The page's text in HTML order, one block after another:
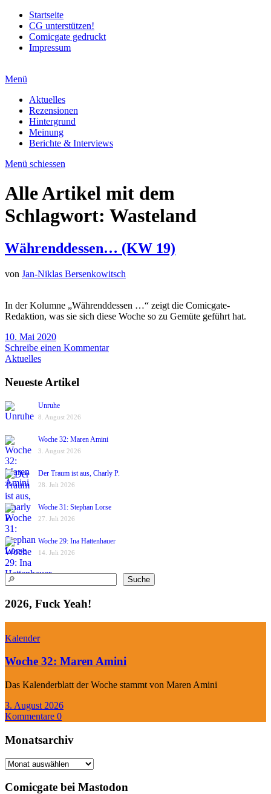
Startseite
CG unterstützen!
Comicgate gedruckt
Impressum
Menü
Aktuelles
Rezensionen
Hintergrund
Meinung
Berichte & Interviews
Menü schiessen
Alle Artikel mit dem
Schlagwort: Wasteland
Währenddessen… (KW 19)
von Jan-Niklas Bersenkowitsch
In der Kolumne „Währenddessen …“ zeigt die Comicgate-
Redaktion, was sie sich diese Woche so zu Gemüte geführt hat.
10. Mai 2020
Schreibe einen Kommentar
Aktuelles
Neueste Artikel
Unruhe
8. August 2026
Woche 32: Maren Amini
3. August 2026
Der Traum ist aus, Charly P.
28. Juli 2026
Woche 31: Stephan Lorse
27. Juli 2026
Woche 29: Ina Hattenhauer
14. Juli 2026
Suchen Suche
2026, Fuck Yeah!
Kalender
Woche 32: Maren Amini
Das Kalenderblatt der Woche stammt von Maren Amini
3. August 2026
Kommentare 0
Monatsarchiv
Monatsarchiv
Comicgate bei Mastodon